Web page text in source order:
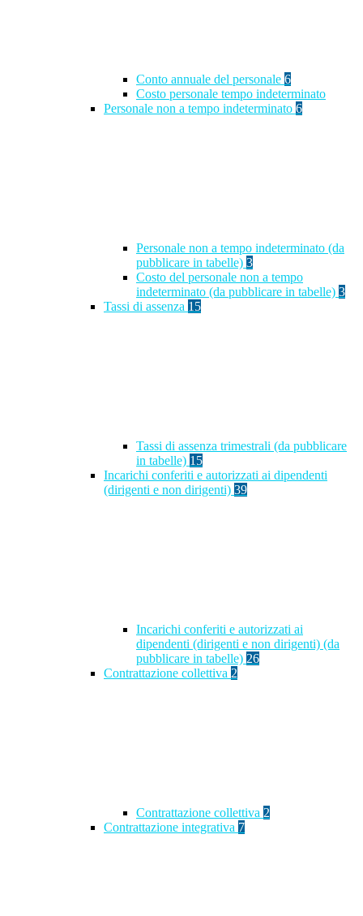
Conto annuale del personale 6
Costo personale tempo indeterminato
Personale non a tempo indeterminato 6
Personale non a tempo indeterminato (da
pubblicare in tabelle) 3
Costo del personale non a tempo
indeterminato (da pubblicare in tabelle) 3
Tassi di assenza 15
Tassi di assenza trimestrali (da pubblicare
in tabelle) 15
Incarichi conferiti e autorizzati ai dipendenti
(dirigenti e non dirigenti) 39
Incarichi conferiti e autorizzati ai
dipendenti (dirigenti e non dirigenti) (da
pubblicare in tabelle) 26
Contrattazione collettiva 2
Contrattazione collettiva 2
Contrattazione integrativa 7